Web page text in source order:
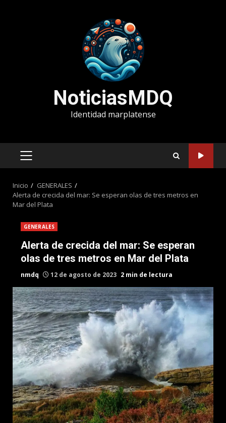
NoticiasMDQ
Identidad marplatense
MENÚ
Inicio
GENERALES
Alerta de crecida del mar: Se esperan olas de tres metros en
Mar del Plata
GENERALES
Alerta de crecida del mar: Se esperan
olas de tres metros en Mar del Plata
nmdq 12 de agosto de 2023 2 min de lectura